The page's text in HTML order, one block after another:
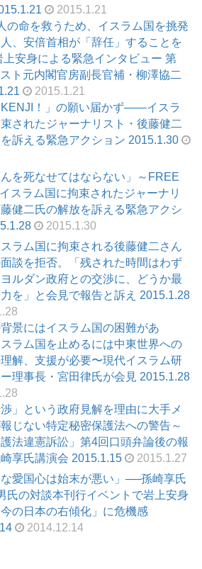
2015.1.21
の命を救うため、イスラム国を挑発
、安倍首相が「辞任」することを
上安身による緊急インタビュー 第
ト元内閣官房副長官補・柳澤協二
2015.1.21
KENJI！」の願い届かず――イスラ
されたジャーナリスト・後藤健二
訴える緊急アクション 2015.1.30
んを死なせてはならない」～FREE
スラム国に拘束されたジャーナリ
健二氏の解放を訴える緊急アクシ
2015.1.30
ラム国に拘束される後藤健二さん
談を拒否。「残された時間はわず
ルダン政府との交渉に、どうか最
を」と会見で報告と訴え 2015.1.28
背景にはイスラム国の困難があ
ラム国を止めるには中東世界への
解、支援が必要〜現代イスラム研
理事長・宮田律氏が会見 2015.1.28
渉」という政府見解を理由に大手メ
じない特定秘密保護法への警告～
護法違憲訴訟」第4回口頭弁論後の報
享氏講演会 2015.1.15
2015.1.27
な愛国心は始末が悪い」──孫崎享氏
氏の対談本刊行イベントで岩上安身
の日本の右傾化」に危機感
2014.12.14